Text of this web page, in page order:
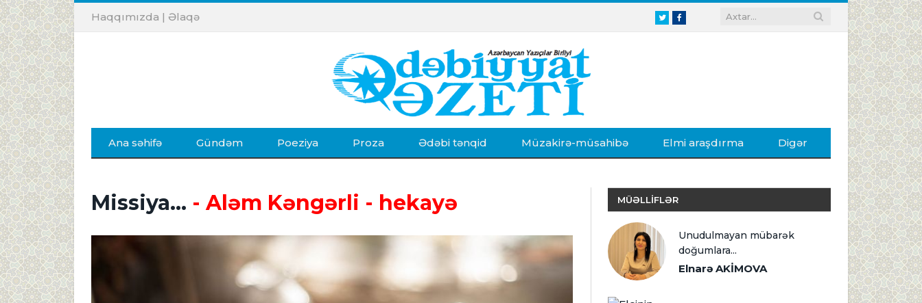
TwitterFacebook
Haqqımızda | Əlaqə
Ana səhifə Gündəm Poeziya Proza Ədəbi tənqid Müzakirə-müsahibə Elmi araşdırma Digər
Missiya... - Aləm Kəngərli - hekayə MÜƏLLİFLƏR
Unudulmayan mübarək
doğumlara...
Elnarə AKİMOVA